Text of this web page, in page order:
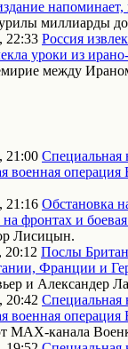
миллиарды
22:33 Россия
между
21:00 Специальная
21:16 Обстановка
Лисицын.
20:12 Послы
и Александер
20:42 Специальная
МАХ-канала